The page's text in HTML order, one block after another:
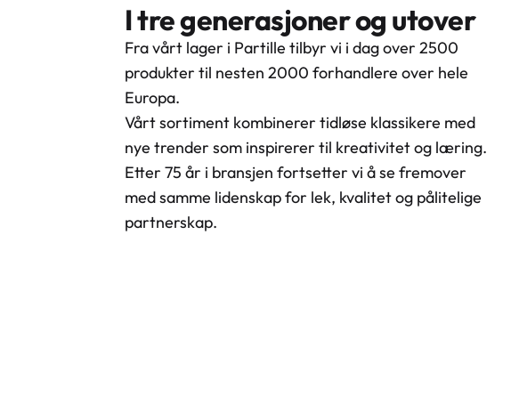
I tre generasjoner og utover
Fra vårt lager i Partille tilbyr vi i dag over 2500
produkter til nesten 2000 forhandlere over hele
Europa.
Vårt sortiment kombinerer tidløse klassikere med
nye trender som inspirerer til kreativitet og læring.
Etter 75 år i bransjen fortsetter vi å se fremover
med samme lidenskap for lek, kvalitet og pålitelige
partnerskap.